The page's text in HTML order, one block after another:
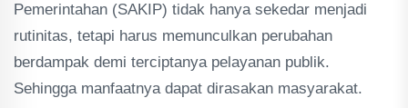
Pemerintahan (SAKIP) tidak hanya sekedar menjadi
rutinitas, tetapi harus memunculkan perubahan
berdampak demi terciptanya pelayanan publik.
Sehingga manfaatnya dapat dirasakan masyarakat.